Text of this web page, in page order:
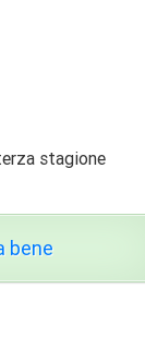
stagione
bene